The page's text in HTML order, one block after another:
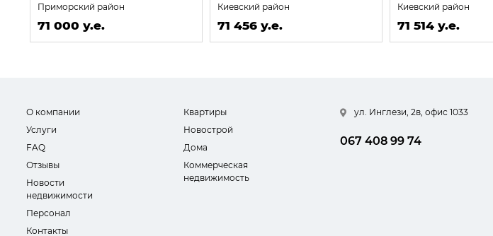
Приморский район
71 000 у.е.
Киевский район
71 456 у.е.
Киевский район
71 514 у.е.
О компании
Услуги
FAQ
Отзывы
Новости
недвижимости
Персонал
Контакты
Квартиры
Новострой
Дома
Коммерческая
недвижимость
ул. Инглези, 2в, офис 1033
067 408 99 74